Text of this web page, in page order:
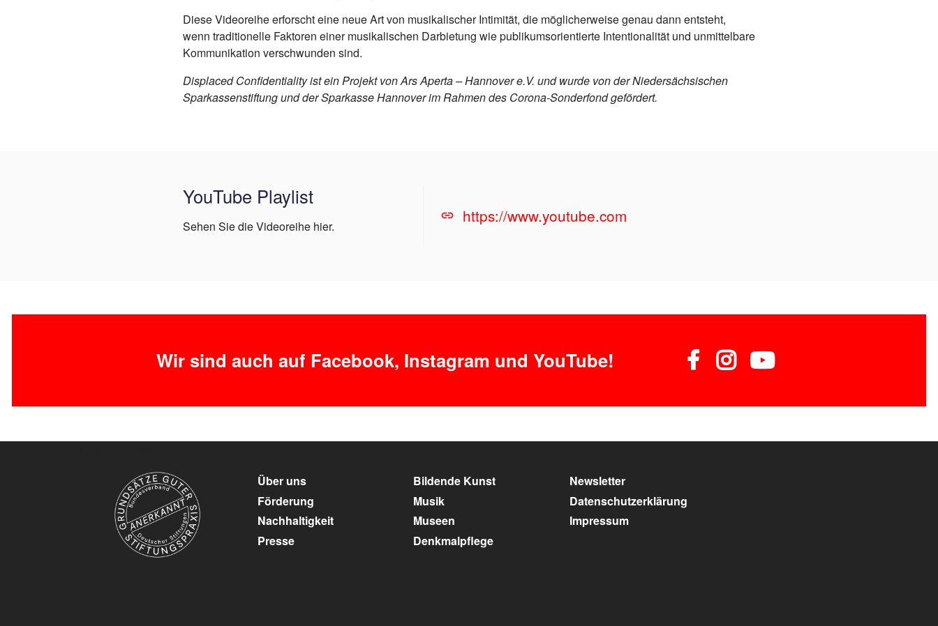
Diese Videoreihe erforscht eine neue Art von musikalischer Intimität, die möglicherweise genau dann entsteht,
wenn traditionelle Faktoren einer musikalischen Darbietung wie publikumsorientierte Intentionalität und unmittelbare
Kommunikation verschwunden sind.
Displaced Confidentiality ist ein Projekt von Ars Aperta – Hannover e.V. und wurde von der Niedersächsischen
Sparkassenstiftung und der Sparkasse Hannover im Rahmen des Corona-Sonderfond gefördert.
YouTube Playlist
Sehen Sie die Videoreihe hier.
https://www.youtube.com
Wir sind auch auf Facebook, Instagram und YouTube!
Über uns
Förderung
Nachhaltigkeit
Presse
Bildende Kunst
Musik
Museen
Denkmalpflege
Newsletter
Datenschutzerklärung
Impressum